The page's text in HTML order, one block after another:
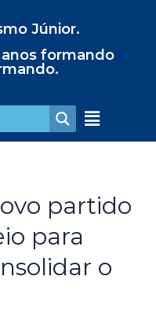
Júnior.
anos formando
partido
para
o